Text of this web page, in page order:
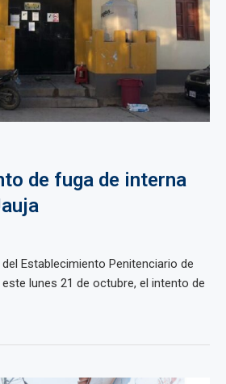
de fuga de interna
Establecimiento Penitenciario de
lunes 21 de octubre, el intento de